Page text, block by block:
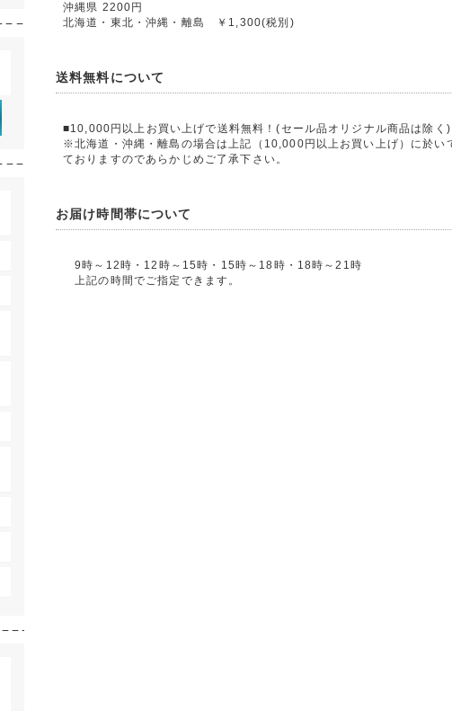
沖縄県 2200円
北海道・東北・沖縄・離島 ￥1,300(税別)
送料無料について
■10,000円以上お買い上げで送料無料！(セール品オリジナル商品は除く)
※北海道・沖縄・離島の場合は上記（10,000円以上お買い上げ）に於
ておりますのであらかじめご了承下さい。
お届け時間帯について
9時～12時・12時～15時・15時～18時・18時～21時
上記の時間でご指定できます。